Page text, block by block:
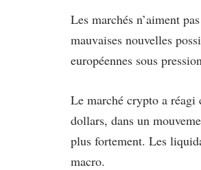
Les marchés n’aiment
mauvaises nouvelles
européennes sous
Le marché crypto a réagi
dollars, dans un
plus fortement. Les
macro.